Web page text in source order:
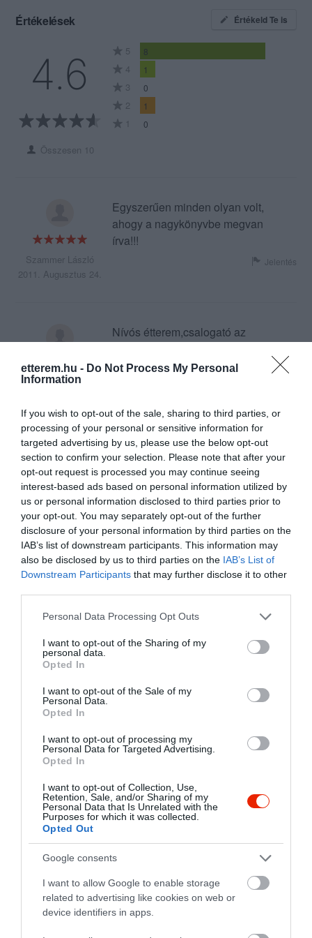
etterem.hu - Do Not Process My Personal
Information
If you wish to opt-out of the sale, sharing to third parties, or
processing of your personal or sensitive information for
targeted advertising by us, please use the below opt-out
section to confirm your selection. Please note that after your
opt-out request is processed you may continue seeing
interest-based ads based on personal information utilized by
us or personal information disclosed to third parties prior to
your opt-out. You may separately opt-out of the further
disclosure of your personal information by third parties on the
IAB’s list of downstream participants. This information may
also be disclosed by us to third parties on the IAB’s List of
Downstream Participants that may further disclose it to other
Please note that this website/app uses one or more Google
not limited to your visit or usage behaviour. You may click to
grant or deny consent to Google and its third-party tags to
use your data for below specified purposes in below Google
consent section.
Personal Data Processing Opt Outs
I want to opt-out of the Sharing of my
personal data.
Opted In
I want to opt-out of the Sale of my
Personal Data.
Opted In
I want to opt-out of processing my
Personal Data for Targeted Advertising.
Opted In
I want to opt-out of Collection, Use,
Retention, Sale, and/or Sharing of my
Personal Data that Is Unrelated with the
Purposes for which it was collected.
Opted Out
Google consents
I want to allow Google to enable storage
related to advertising like cookies on web or
device identifiers in apps.
Értékelések Értékeld Te is
4.6
Összesen 10
5 8
4 1
3 0
2 1
1 0
Szammer László
2011. Augusztus 24.
Egyszerűen minden olyan volt,
ahogy a nagykönyvbe megvan
írva!!!
Jelentés
me...@freemail.hu
Nívós étterem,csalogató az
vendégekkel.Biztosan jó hely.
köszönt,mi is ,leültünk.
Eltelt öt perc,étlapot,sem
egyebet nem kaptunk.
Eltelt tíz perc.
A felszolgáló az utánunk
helyet foglaló három,láthatóan
ismerős hölggyel volt
elfoglalva.
A mellettünk ülő két úr is
nyújtogatta a nyakát
kitekeredve,valamit akartak.
A szemben ülő társaság
étlappal a kezében nézelődött
,láthatóan velük sem
Az utánunk érkezett két
asztaltársasággal,akik
voltak,kitüntetett figyelemmel
bánt a pincér.
nem vagyok hajlandó többet
várni
étlapra,felálltunk,kijöttünk.Kifelé
néztek ránk.
Lehet,hogy jó a konyha
is....mivel a semmiért semmit